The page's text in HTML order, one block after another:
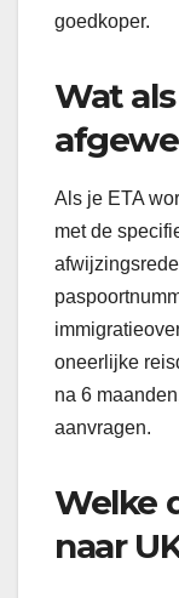
goedkoper.
Wat
Als je ETA
met de
oneerlijke
na 6
aanvragen.
Welke
naar